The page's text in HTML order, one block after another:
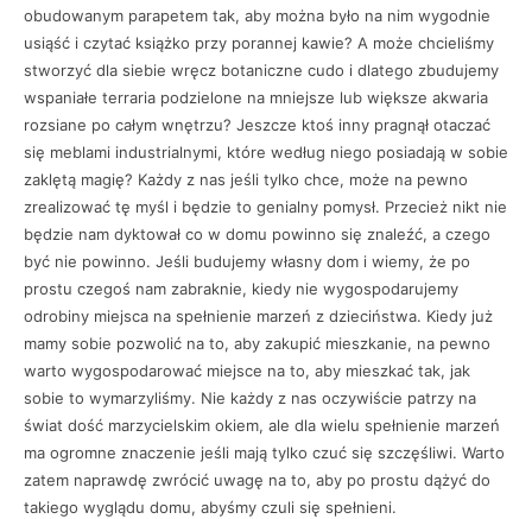
obudowanym parapetem tak, aby można było na nim wygodnie
usiąść i czytać książko przy porannej kawie? A może chcieliśmy
stworzyć dla siebie wręcz botaniczne cudo i dlatego zbudujemy
wspaniałe terraria podzielone na mniejsze lub większe akwaria
rozsiane po całym wnętrzu? Jeszcze ktoś inny pragnął otaczać
się meblami industrialnymi, które według niego posiadają w sobie
zaklętą magię? Każdy z nas jeśli tylko chce, może na pewno
zrealizować tę myśl i będzie to genialny pomysł. Przecież nikt nie
będzie nam dyktował co w domu powinno się znaleźć, a czego
być nie powinno. Jeśli budujemy własny dom i wiemy, że po
prostu czegoś nam zabraknie, kiedy nie wygospodarujemy
odrobiny miejsca na spełnienie marzeń z dzieciństwa. Kiedy już
mamy sobie pozwolić na to, aby zakupić mieszkanie, na pewno
warto wygospodarować miejsce na to, aby mieszkać tak, jak
sobie to wymarzyliśmy. Nie każdy z nas oczywiście patrzy na
świat dość marzycielskim okiem, ale dla wielu spełnienie marzeń
ma ogromne znaczenie jeśli mają tylko czuć się szczęśliwi. Warto
zatem naprawdę zwrócić uwagę na to, aby po prostu dążyć do
takiego wyglądu domu, abyśmy czuli się spełnieni.